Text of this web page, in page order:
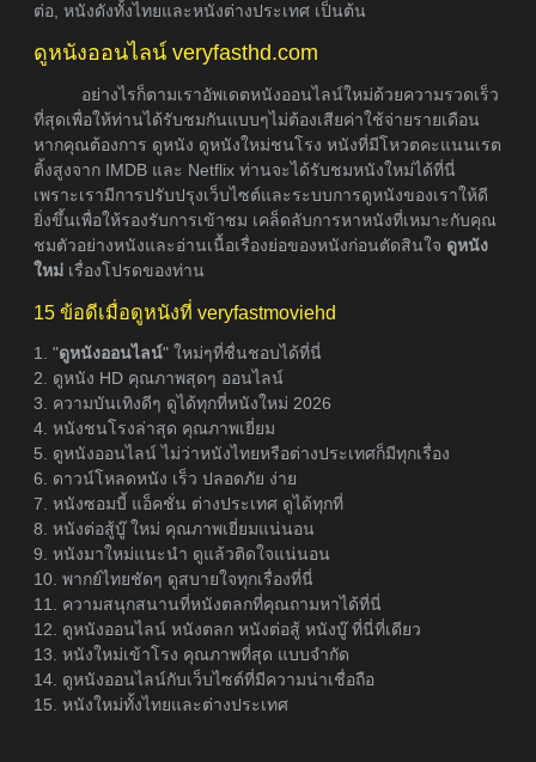
ต่อ, หนังดังทั้งไทยและหนังต่างประเทศ เป็นต้น
ดูหนังออนไลน์ veryfasthd.com
อย่างไรก็ตามเราอัพเดตหนังออนไลน์ใหม่ด้วยความรวดเร็ว
ที่สุดเพื่อให้ท่านได้รับชมกันแบบๆไม่ต้องเสียค่าใช้จ่ายรายเดือน
หากคุณต้องการ ดูหนัง ดูหนังใหม่ชนโรง หนังที่มีโหวตคะแนนเรต
ติ้งสูงจาก IMDB และ Netflix ท่านจะได้รับชมหนังใหม่ได้ที่นี่
เพราะเรามีการปรับปรุงเว็บไซต์และระบบการดูหนังของเราให้ดี
ยิ่งขึ้นเพื่อให้รองรับการเข้าชม เคล็ดลับการหาหนังที่เหมาะกับคุณ
ชมตัวอย่างหนังและอ่านเนื้อเรื่องย่อของหนังก่อนตัดสินใจ ดูหนัง
ใหม่ เรื่องโปรดของท่าน
15 ข้อดีเมื่อดูหนังที่ veryfastmoviehd
1. "ดูหนังออนไลน์" ใหม่ๆที่ชื่นชอบได้ที่นี่
2. ดูหนัง HD คุณภาพสุดๆ ออนไลน์
3. ความบันเทิงดีๆ ดูได้ทุกที่หนังใหม่ 2026
4. หนังชนโรงล่าสุด คุณภาพเยี่ยม
5. ดูหนังออนไลน์ ไม่ว่าหนังไทยหรือต่างประเทศก็มีทุกเรื่อง
6. ดาวน์โหลดหนัง เร็ว ปลอดภัย ง่าย
7. หนังซอมบี้ แอ็คชั่น ต่างประเทศ ดูได้ทุกที่
8. หนังต่อสู้บู๊ ใหม่ คุณภาพเยี่ยมแน่นอน
9. หนังมาใหม่แนะนำ ดูแล้วติดใจแน่นอน
10. พากย์ไทยชัดๆ ดูสบายใจทุกเรื่องที่นี่
11. ความสนุกสนานที่หนังตลกที่คุณถามหาได้ที่นี่
12. ดูหนังออนไลน์ หนังตลก หนังต่อสู้ หนังบู๊ ที่นี่ที่เดียว
13. หนังใหม่เข้าโรง คุณภาพที่สุด แบบจำกัด
14. ดูหนังออนไลน์กับเว็บไซต์ที่มีความน่าเชื่อถือ
15. หนังใหม่ทั้งไทยและต่างประเทศ